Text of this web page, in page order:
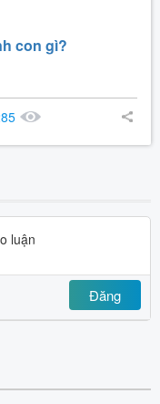
con gì?
luận
Đăng